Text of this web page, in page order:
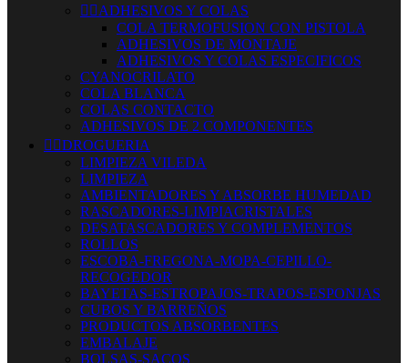
 ADHESIVOS Y COLAS
COLA TERMOFUSION CON PISTOLA
ADHESIVOS DE MONTAJE
ADHESIVOS Y COLAS ESPECIFICOS
CYANOCRILATO
COLA BLANCA
COLAS CONTACTO
ADHESIVOS DE 2 COMPONENTES
 DROGUERIA
LIMPIEZA VILEDA
LIMPIEZA
AMBIENTADORES Y ABSORBE HUMEDAD
RASCADORES-LIMPIACRISTALES
DESATASCADORES Y COMPLEMENTOS
ROLLOS
ESCOBA-FREGONA-MOPA-CEPILLO-
RECOGEDOR
BAYETAS-ESTROPAJOS-TRAPOS-ESPONJAS
CUBOS Y BARREÑOS
PRODUCTOS ABSORBENTES
EMBALAJE
BOLSAS-SACOS